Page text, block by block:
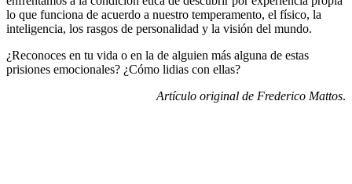
lo que funciona de acuerdo a nuestro temperamento, el físico, la
inteligencia, los rasgos de personalidad y la visión del mundo.
¿Reconoces en tu vida o en la de alguien más alguna de estas
prisiones emocionales? ¿Cómo lidias con ellas?
Artículo original de Frederico Mattos.